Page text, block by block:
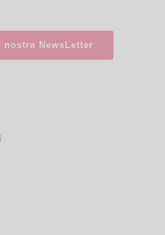
NewsLetter